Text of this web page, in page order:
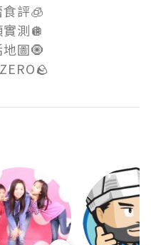
評🧊
測🪩
圖🧿